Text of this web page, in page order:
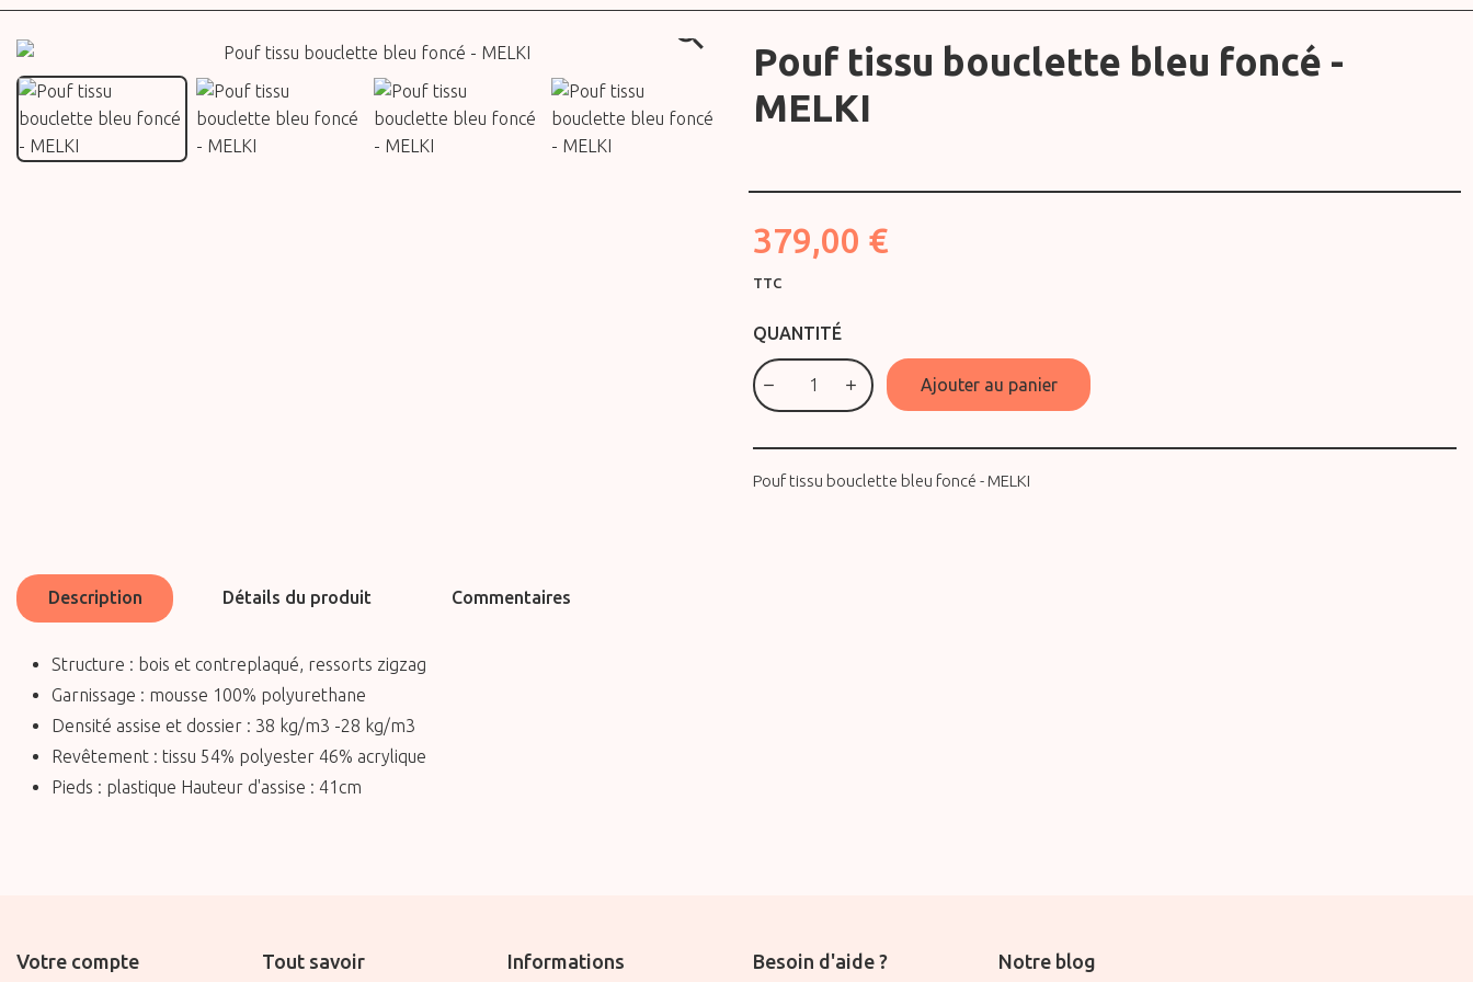

Pouf tissu bouclette bleu foncé -
MELKI
379,00 €
TTC
QUANTITÉ
Ajouter au panier
Pouf tissu bouclette bleu foncé - MELKI
Description Détails du produit Commentaires
Structure : bois et contreplaqué, ressorts zigzag
Garnissage : mousse 100% polyurethane
Densité assise et dossier : 38 kg/m3 -28 kg/m3
Revêtement : tissu 54% polyester 46% acrylique
Pieds : plastique Hauteur d'assise : 41cm
Votre compte Tout savoir Informations Besoin d'aide ? Notre blog